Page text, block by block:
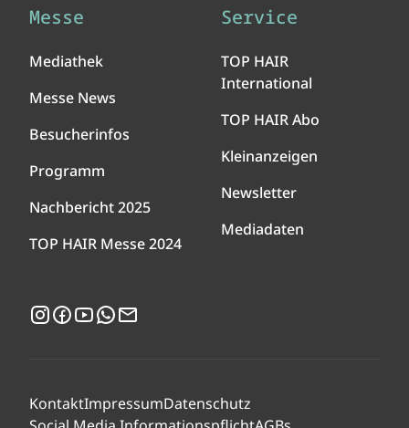
Messe
Mediathek
Messe News
Besucherinfos
Programm
Nachbericht 2025
TOP HAIR Messe 2024
Service
TOP HAIR
International
TOP HAIR Abo
Kleinanzeigen
Newsletter
Mediadaten
Instagram
Facebook
YouTubeWhatsApp
KontaktImpressumDatenschutz